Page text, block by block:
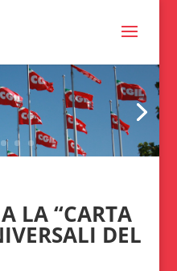
LA “CARTA
DEL